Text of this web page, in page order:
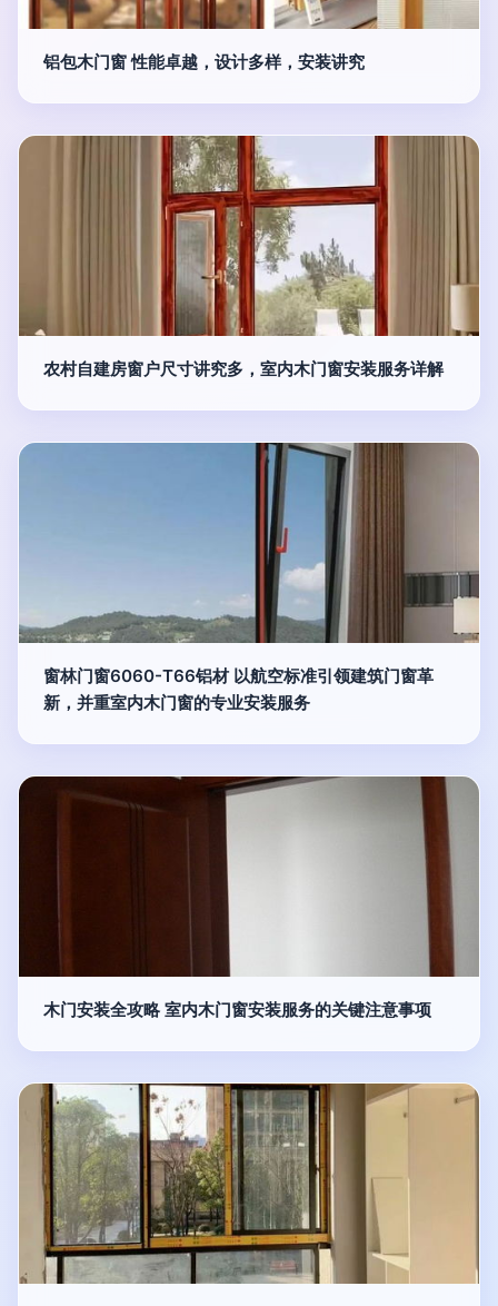
铝包木门窗 性能卓越，设计多样，安装讲究
农村自建房窗户尺寸讲究多，室内木门窗安装服务详解
窗林门窗6060-T66铝材 以航空标准引领建筑门窗革
新，并重室内木门窗的专业安装服务
木门安装全攻略 室内木门窗安装服务的关键注意事项